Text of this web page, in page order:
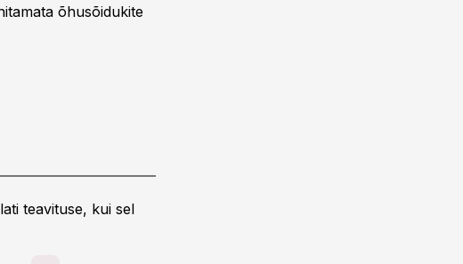
õhusõidukite
teavituse, kui sel